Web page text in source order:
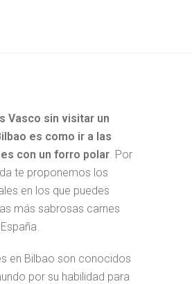
Vasco sin visitar un
es como ir a las
con un forro polar. Por
te proponemos los
en los que puedes
más sabrosas carnes
en Bilbao son conocidos
por su habilidad para